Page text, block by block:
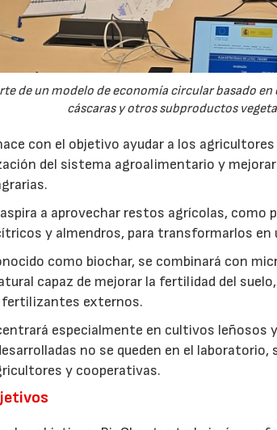
de un modelo de economía circular basado
cáscaras y otros subproductos
con el objetivo ayudar a los
del sistema agroalimentario y
aspira a aprovechar restos agrícolas,
y almendros, para transformarlos en
como biochar, se combinará con
capaz de mejorar la fertilidad del
fertilizantes externos.
especialmente en cultivos leñosos
no se queden en el
y cooperativas.